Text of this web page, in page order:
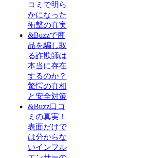
コミで明ら
かになった
衝撃の真実
&Buzzで商
品を騙し取
る詐欺師は
本当に存在
するのか？
驚愕の真相
と安全対策
&Buzz口コ
ミの真実！
表面だけで
は分からな
いインフル